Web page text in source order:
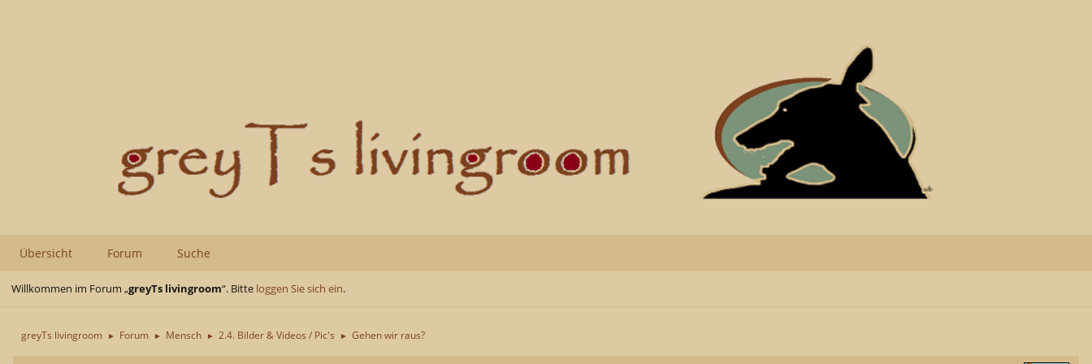
Übersicht Forum Suche
Willkommen im Forum „greyTs livingroom“. Bitte loggen Sie sich ein.
greyTs livingroom ► Forum ► Mensch ► 2.4. Bilder & Videos / Pic's ► Gehen wir raus?